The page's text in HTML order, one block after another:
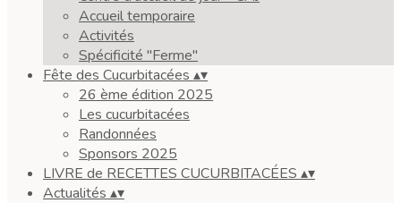
Accueil temporaire
Activités
Spécificité "Ferme"
Fête des Cucurbitacées ▴▾
26 ème édition 2025
Les cucurbitacées
Randonnées
Sponsors 2025
LIVRE de RECETTES CUCURBITACÉES ▴▾
Actualités ▴▾